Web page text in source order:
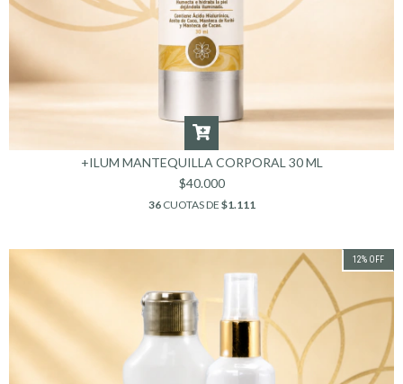
+ILUM MANTEQUILLA CORPORAL 30 ML
$40.000
36CUOTAS DE $1.111
12% OFF